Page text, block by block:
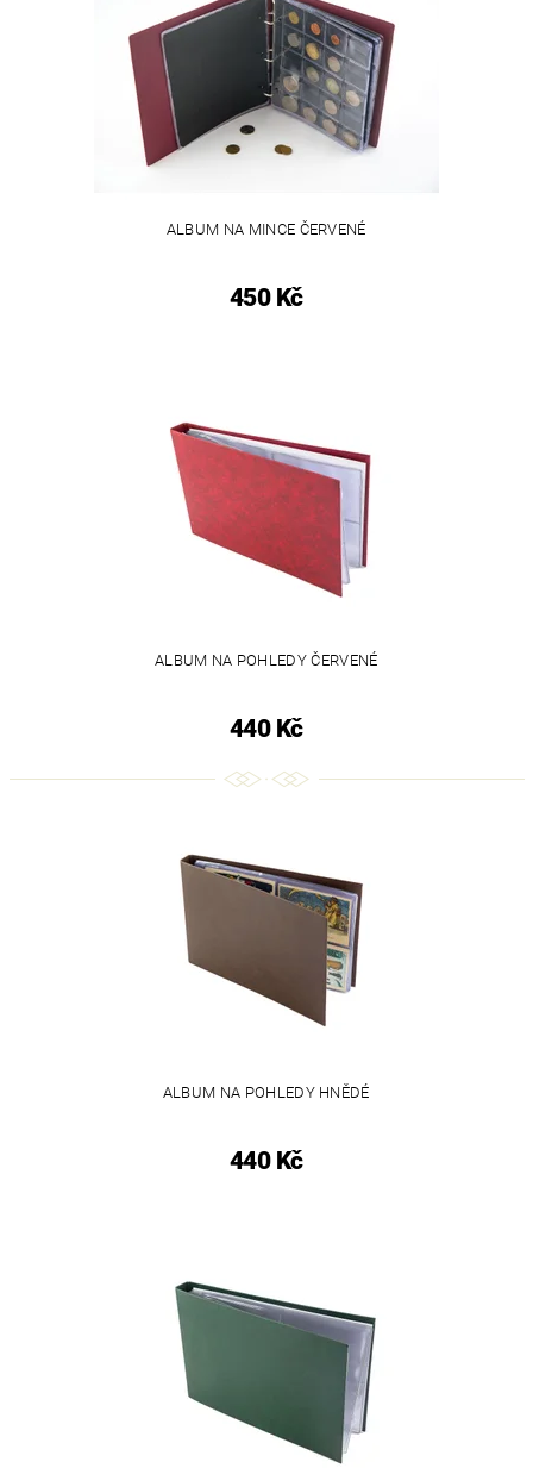
ALBUM NA MINCE ČERVENÉ
450 Kč
ALBUM NA POHLEDY ČERVENÉ
440 Kč
ALBUM NA POHLEDY HNĚDÉ
440 Kč